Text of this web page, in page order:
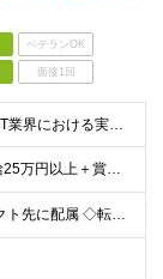
ベテランOK
面接1回
◇学歴不問・第二新卒歓迎 ◇IT業界における実務経験がある方（言語、工程、年数不問） ◇経験者・30歳以下の方は『書類選考無しの面接確約』 ☆経験者は『書類選考無しの面接確約』をお約束！ PM／PL
◇前職給与を100％保証／月給25万円以上＋賞与年2回＋各種手当 ・残業代と交通費は別途支給 ・退職金や住宅手当など…福利厚生も充実！ 【経験者は経験・スキルに応じて優遇します】 開発経験1年以上：
◇自宅を含む都内のプロジェクト先に配属 ◇転勤なし！プロジェクトは都内が95％以上が23区内 ◇フルリモート案件あり ■水道橋オフィス／東京都千代田区神田三崎町3-5-9 天翔オフィス水道橋7F └